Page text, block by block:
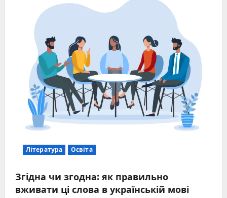
Література Освіта
Згідна чи згодна: як правильно
вживати ці слова в українській мові